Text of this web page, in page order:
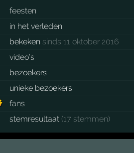
feesten
in het verleden
bekeken sinds 11 oktober 2016
video's
bezoekers
unieke bezoekers
fans
stemresultaat (17 stemmen)